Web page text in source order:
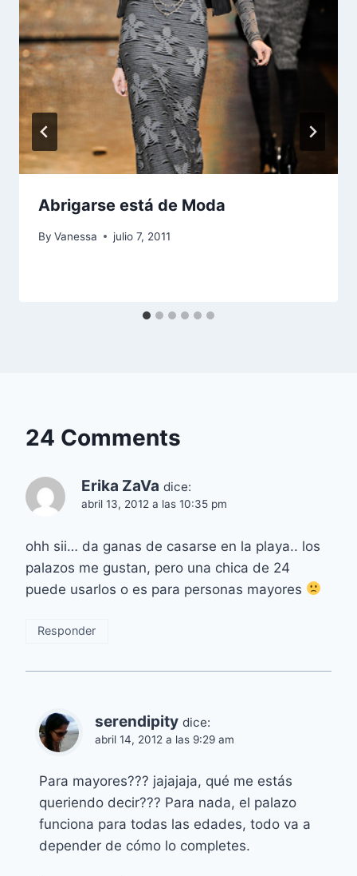
Abrigarse está de Moda
By Vanessa julio 7, 2011
24 Comments
Erika ZaVa dice:
abril 13, 2012 a las 10:35 pm
ohh sii… da ganas de casarse en la playa.. los
palazos me gustan, pero una chica de 24
puede usarlos o es para personas mayores
Responder
serendipity dice:
abril 14, 2012 a las 9:29 am
Para mayores??? jajajaja, qué me estás
queriendo decir??? Para nada, el palazo
funciona para todas las edades, todo va a
depender de cómo lo completes.